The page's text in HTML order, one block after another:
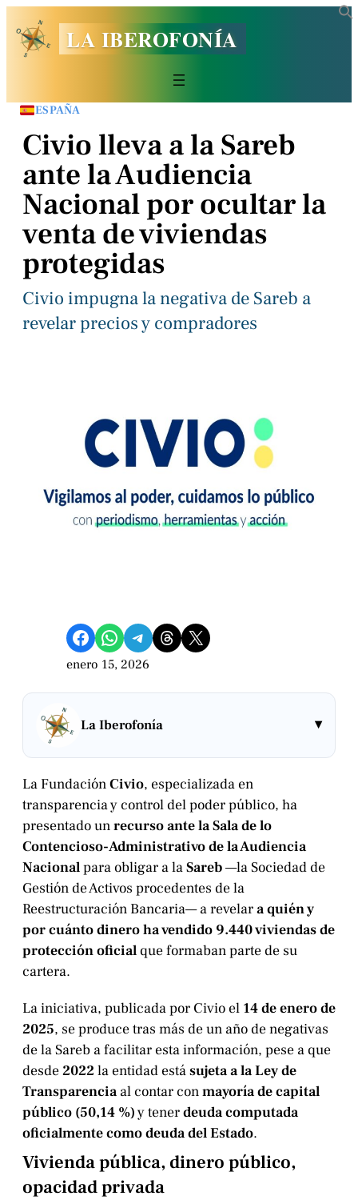
LA IBEROFONÍA
ESPAÑA
Civio lleva a la Sareb
ante la Audiencia
Nacional por ocultar la
venta de viviendas
protegidas
Civio impugna la negativa de Sareb a
revelar precios y compradores
Compartir en Facebook Compartir en WhatsApp Compartir en Telegram Share on Threads Compartir en X
enero 15, 2026
La Iberofonía ▾
La FundaciónCivio, especializada en
transparencia y control del poder público, ha
presentado unrecurso ante la Sala de lo
Contencioso-Administrativo de la Audiencia
Nacionalpara obligar a laSareb—la Sociedad de
Gestión de Activos procedentes de la
Reestructuración Bancaria— a revelara quién y
por cuánto dinero ha vendido 9.440 viviendas de
protección oficialque formaban parte de su
cartera.
La iniciativa, publicada por Civio el 14 de enero de
2025, se produce tras más de un año de negativas
de la Sareb a facilitar esta información, pese a que
desde2022la entidad estásujeta a la Ley de
Transparencia al contar conmayoría de capital
público (50,14 %)y tenerdeuda computada
oficialmente como deuda del Estado.
Vivienda pública, dinero público,
opacidad privada